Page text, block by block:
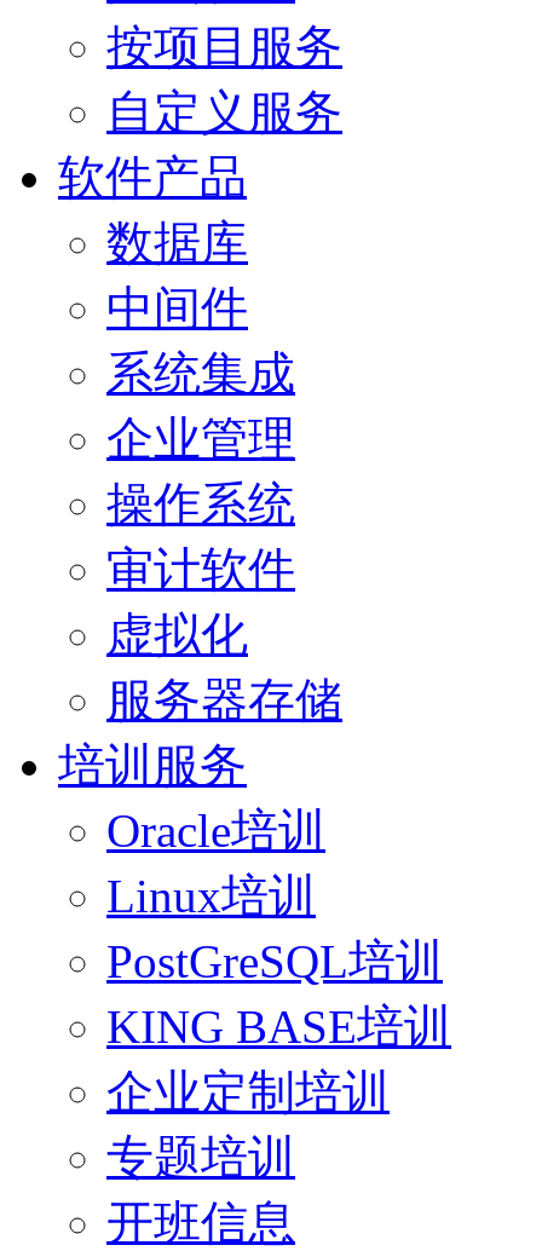
按项目服务
自定义服务
软件产品
数据库
中间件
系统集成
企业管理
操作系统
审计软件
虚拟化
服务器存储
培训服务
Oracle培训
Linux培训
PostGreSQL培训
KING BASE培训
企业定制培训
专题培训
开班信息